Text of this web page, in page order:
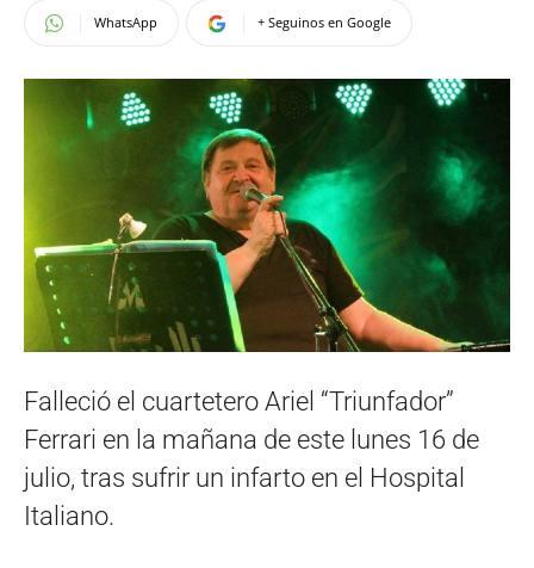
WhatsApp + Seguinos en Google
Falleció el cuartetero Ariel “Triunfador”
Ferrari en la mañana de este lunes 16 de
julio, tras sufrir un infarto en el Hospital
Italiano.